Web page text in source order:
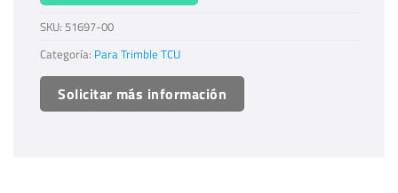
SKU: 51697-00
Categoría: Para Trimble TCU
Solicitar más información